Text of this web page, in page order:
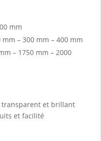
mm
– 300 mm – 400 mm
– 1750 mm – 2000
transparent et brillant
et facilité